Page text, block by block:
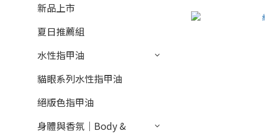
新品上市
夏日推薦組
水性指甲油
貓眼系列水性指甲油
絕版色指甲油
身體與香氛｜Body &